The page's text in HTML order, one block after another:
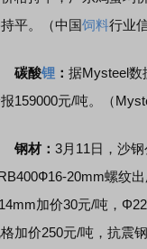
平。（中国饲料行业
碳酸锂 ： 据Mysteel数
159000元/吨。（
钢材： 3月11日，沙
20mm螺纹
加价30元/吨，
加价250元/吨，抗震